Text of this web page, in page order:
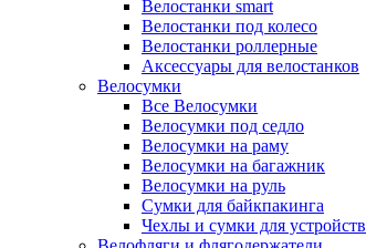
Велостанки smart
Велостанки под колесо
Велостанки роллерные
Аксессуары для велостанков
Велосумки
Все Велосумки
Велосумки под седло
Велосумки на раму
Велосумки на багажник
Велосумки на руль
Сумки для байкпакинга
Чехлы и сумки для устройств